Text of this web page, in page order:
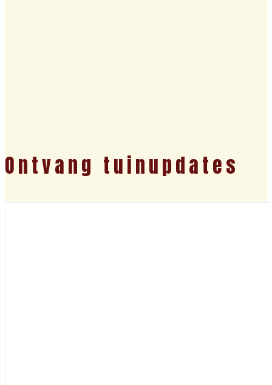
Ontvang tuinupdates